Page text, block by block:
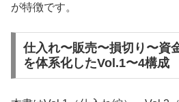
が特徴です。
仕入れ〜販売〜損切り〜資
を体系化したVol.1〜4構成